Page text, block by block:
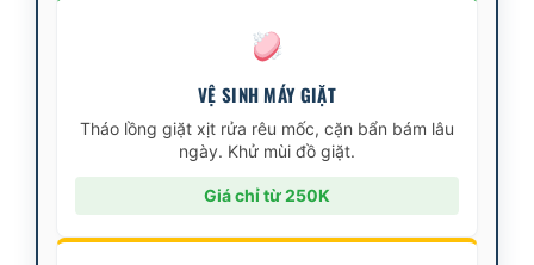
VỆ SINH MÁY GIẶT
Tháo lồng giặt xịt rửa rêu mốc, cặn bẩn bám lâu
ngày. Khử mùi đồ giặt.
Giá chỉ từ 250K